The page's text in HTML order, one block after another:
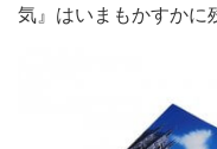
気』はいまもかすかに